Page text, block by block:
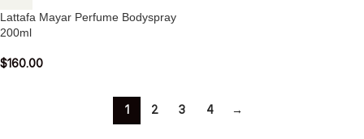
Lattafa Mayar Perfume Bodyspray
200ml
$160.00
1 2 3 4 →